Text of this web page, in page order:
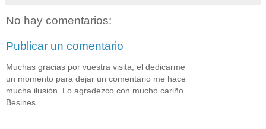
No hay comentarios:
Publicar un comentario
Muchas gracias por vuestra visita, el dedicarme
un momento para dejar un comentario me hace
mucha ilusión. Lo agradezco con mucho cariño.
Besines